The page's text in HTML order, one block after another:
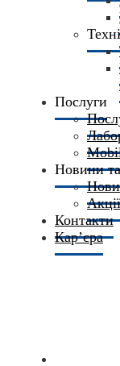
Послуги
Новини та
Акції
Контакти
Кар’єра